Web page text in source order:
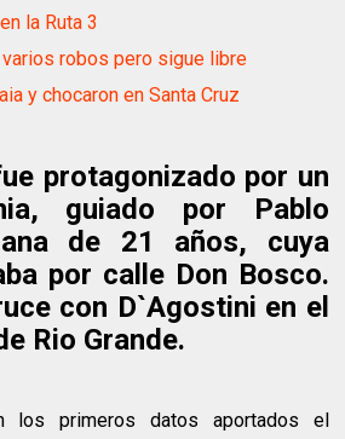
la Ruta 3
robos pero sigue libre
y chocaron en Santa Cruz
protagonizado por un
guiado por Pablo
de 21 años, cuya
por calle Don Bosco.
con D`Agostini en el
Rio Grande.
los primeros datos aportados el